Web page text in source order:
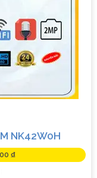
NK42W0H
₫